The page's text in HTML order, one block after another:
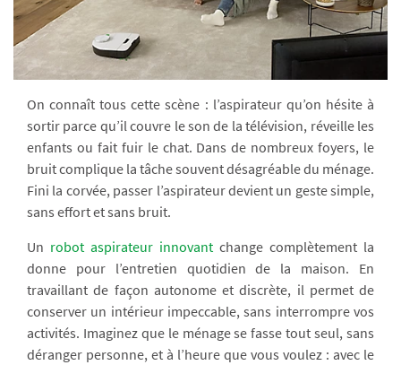
On connaît tous cette scène : l’aspirateur qu’on hésite à
sortir parce qu’il couvre le son de la télévision, réveille les
enfants ou fait fuir le chat. Dans de nombreux foyers, le
bruit complique la tâche souvent désagréable du ménage.
Fini la corvée, passer l’aspirateur devient un geste simple,
sans effort et sans bruit.
Un robot aspirateur innovant change complètement la
donne pour l’entretien quotidien de la maison. En
travaillant de façon autonome et discrète, il permet de
conserver un intérieur impeccable, sans interrompre vos
activités. Imaginez que le ménage se fasse tout seul, sans
déranger personne, et à l’heure que vous voulez : avec le